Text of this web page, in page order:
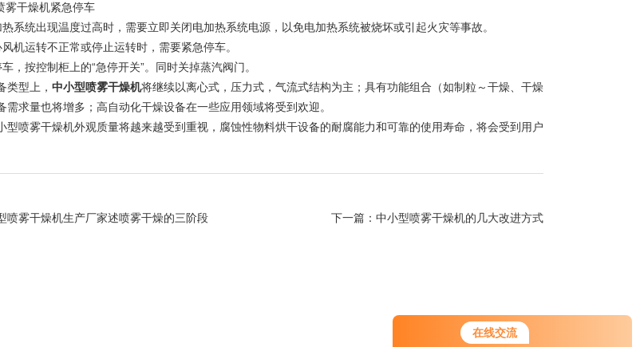
在线交流
干燥机紧急停车
统出现温度过高时，需要立即关闭电加热系统电源，以免电加热系统被烧坏或引起火灾等事故。
运转不正常或停止运转时，需要紧急停车。
按控制柜上的“急停开关”。同时关掉蒸汽阀门。
型上， 中小型喷雾干燥机将继续以离心式，压力式，气流式结构为主；具有功能组合（如制粒～干燥、干燥
需求量也将增多；高自动化干燥设备在一些应用领域将受到欢迎。
喷雾干燥机外观质量将越来越受到重视，腐蚀性物料烘干设备的耐腐能力和可靠的使用寿命，将会受到用户
下一篇： 中小型喷雾干燥机的几大改进方式
喷雾干燥机生产厂家述喷雾干燥的三阶段